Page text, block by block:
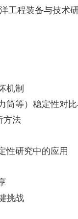
工程装备与技术
机制
筒等）稳定性对
方法
性研究中的应用
挑战